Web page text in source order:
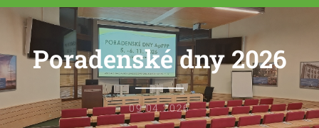
Poradenské dny 2026
09.04.2026